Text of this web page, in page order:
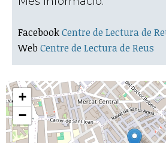
FacebookCentre de Lectura de
Web Centre de Lectura de Reus
+
−